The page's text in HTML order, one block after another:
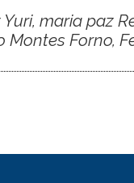
maria paz
Montes Forno,